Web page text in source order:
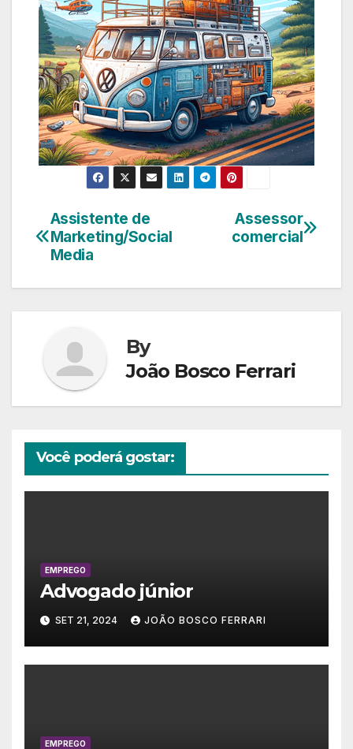
Navegação
de
Post
Assessor
comercial
Assistente de
Marketing/Social
Media
By
João Bosco Ferrari
Você poderá gostar:
EMPREGO
Advogado júnior
SET 21, 2024 JOÃO BOSCO FERRARI
EMPREGO